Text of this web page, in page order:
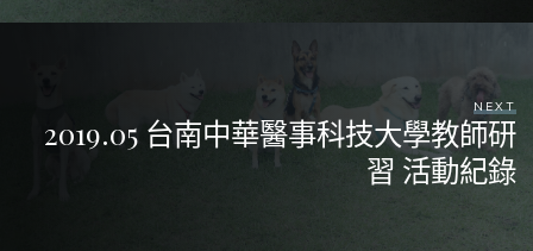
NEXT
2019.05 台南中華醫事科技大學教師研
習 活動紀錄